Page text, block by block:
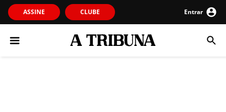
ASSINE CLUBE Entrar